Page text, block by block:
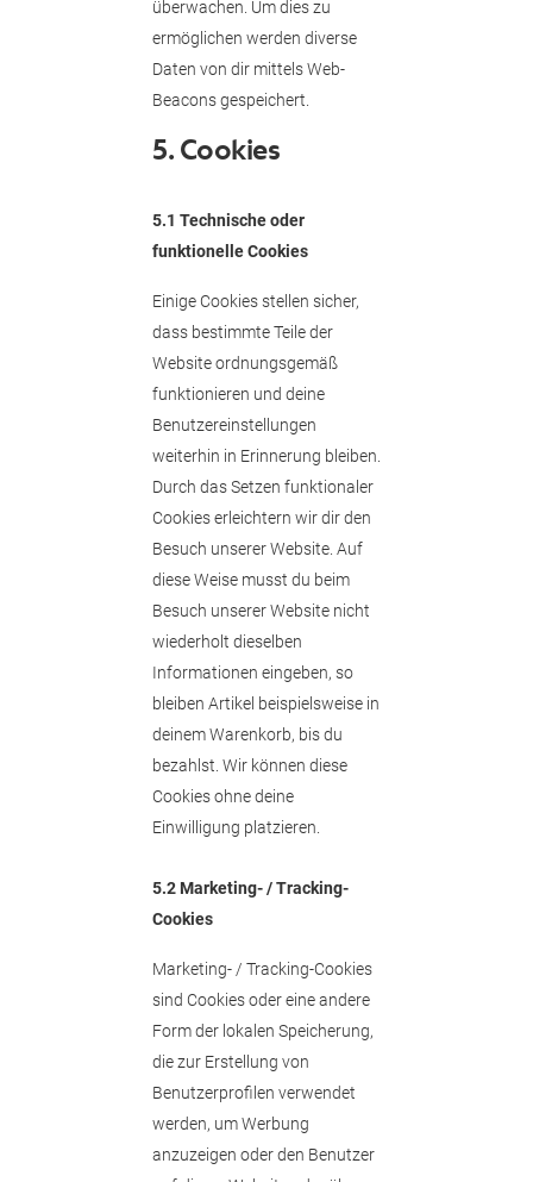
überwachen. Um dies zu
ermöglichen werden diverse
Daten von dir mittels Web-
Beacons gespeichert.
5. Cookies
5.1 Technische oder
funktionelle Cookies
Einige Cookies stellen sicher,
dass bestimmte Teile der
Website ordnungsgemäß
funktionieren und deine
Benutzereinstellungen
weiterhin in Erinnerung bleiben.
Durch das Setzen funktionaler
Cookies erleichtern wir dir den
Besuch unserer Website. Auf
diese Weise musst du beim
Besuch unserer Website nicht
wiederholt dieselben
Informationen eingeben, so
bleiben Artikel beispielsweise in
deinem Warenkorb, bis du
bezahlst. Wir können diese
Cookies ohne deine
Einwilligung platzieren.
5.2 Marketing- / Tracking-
Cookies
Marketing- / Tracking-Cookies
sind Cookies oder eine andere
Form der lokalen Speicherung,
die zur Erstellung von
Benutzerprofilen verwendet
werden, um Werbung
anzuzeigen oder den Benutzer